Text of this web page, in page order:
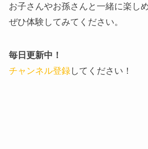
お子さんやお孫さんと一緒に楽し
ぜひ体験してみてください。
毎日更新中！
チャンネル登録してください！